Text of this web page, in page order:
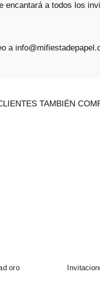
encantará a todos los
a
TAMBIÉN
oro